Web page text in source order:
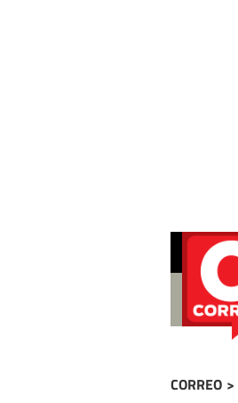
CORREO >